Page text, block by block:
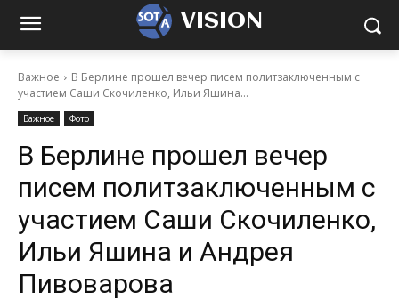
VISION
Важное
В Берлине прошел вечер писем политзаключенным с
участием Саши Скочиленко, Ильи Яшина...
Важное Фото
В Берлине прошел вечер
писем политзаключенным с
участием Саши Скочиленко,
Ильи Яшина и Андрея
Пивоварова